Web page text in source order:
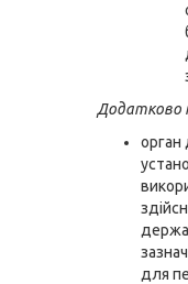
Додатково
орган
для